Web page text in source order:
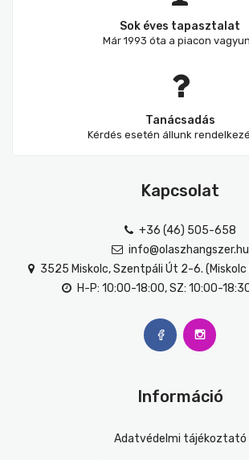
Sok éves tapasztalat
Már 1993 óta a piacon
Tanácsadás
Kérdés esetén állunk
Kapcsolat
+36 (46) 505-658
info@olaszhangszer.hu
3525 Miskolc, Szentpáli Út 2-6. (Miskolc
H-P: 10:00-18:00, SZ: 10:00-
Információ
Adatvédelmi tájékoztató